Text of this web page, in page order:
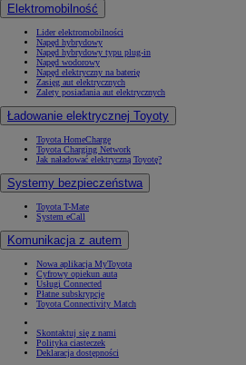
Elektromobilność
Lider elektromobilności
Napęd hybrydowy
Napęd hybrydowy typu plug-in
Napęd wodorowy
Napęd elektryczny na baterię
Zasięg aut elektrycznych
Zalety posiadania aut elektrycznych
Ładowanie elektrycznej Toyoty
Toyota HomeCharge
Toyota Charging Network
Jak naładować elektryczną Toyotę?
Systemy bezpieczeństwa
Toyota T-Mate
System eCall
Komunikacja z autem
Nowa aplikacja MyToyota
Cyfrowy opiekun auta
Usługi Connected
Płatne subskrypcje
Toyota Connectivity Match
Skontaktuj się z nami
Polityka ciasteczek
Deklaracja dostępności